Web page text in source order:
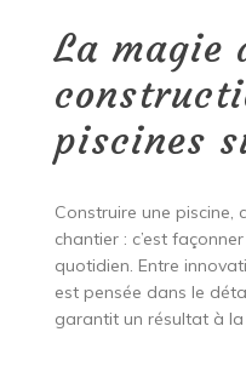
La magie
piscines
Construire une piscine,
chantier : c’est
quotidien. Entre
est pensée dans le
garantit un résultat à